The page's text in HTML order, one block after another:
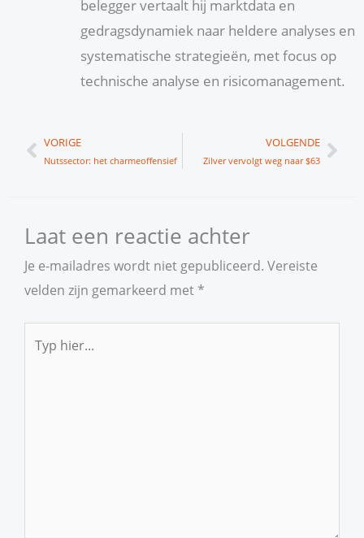
belegger vertaalt hij marktdata en
gedragsdynamiek naar heldere analyses en
systematische strategieën, met focus op
technische analyse en risicomanagement.
Vorige
VORIGE
Nutssector: het charmeoffensief
VOLGENDE
Zilver vervolgt weg naar $63
Laat een reactie achter
Je e-mailadres wordt niet gepubliceerd. Vereiste
velden zijn gemarkeerd met *
hier...